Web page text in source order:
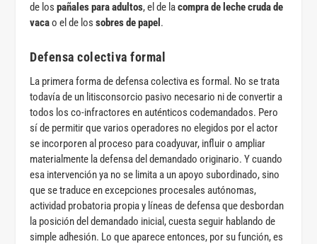
de lospañales para adultos, el de lacompra de leche cruda de
vacao el de lossobres de papel .
Defensa colectiva formal
La primera forma de defensa colectiva es formal. No se trata
todavía de un litisconsorcio pasivo necesario ni de convertir a
todos los co-infractores en auténticos codemandados. Pero
sí de permitir que varios operadores no elegidos por el actor
se incorporen al proceso para coadyuvar, influir o ampliar
materialmente la defensa del demandado originario. Y cuando
esa intervención ya no se limita a un apoyo subordinado, sino
que se traduce en excepciones procesales autónomas,
actividad probatoria propia y líneas de defensa que desbordan
la posición del demandado inicial, cuesta seguir hablando de
simple adhesión. Lo que aparece entonces, por su función, es